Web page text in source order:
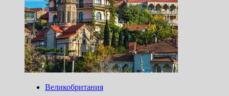
Великобритания